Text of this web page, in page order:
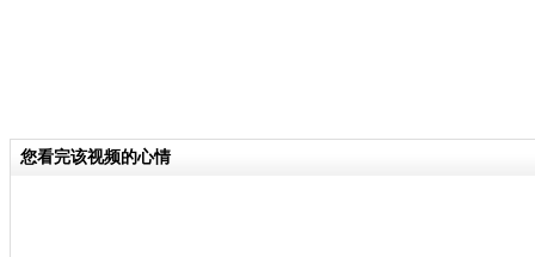
您看完该视频的心情